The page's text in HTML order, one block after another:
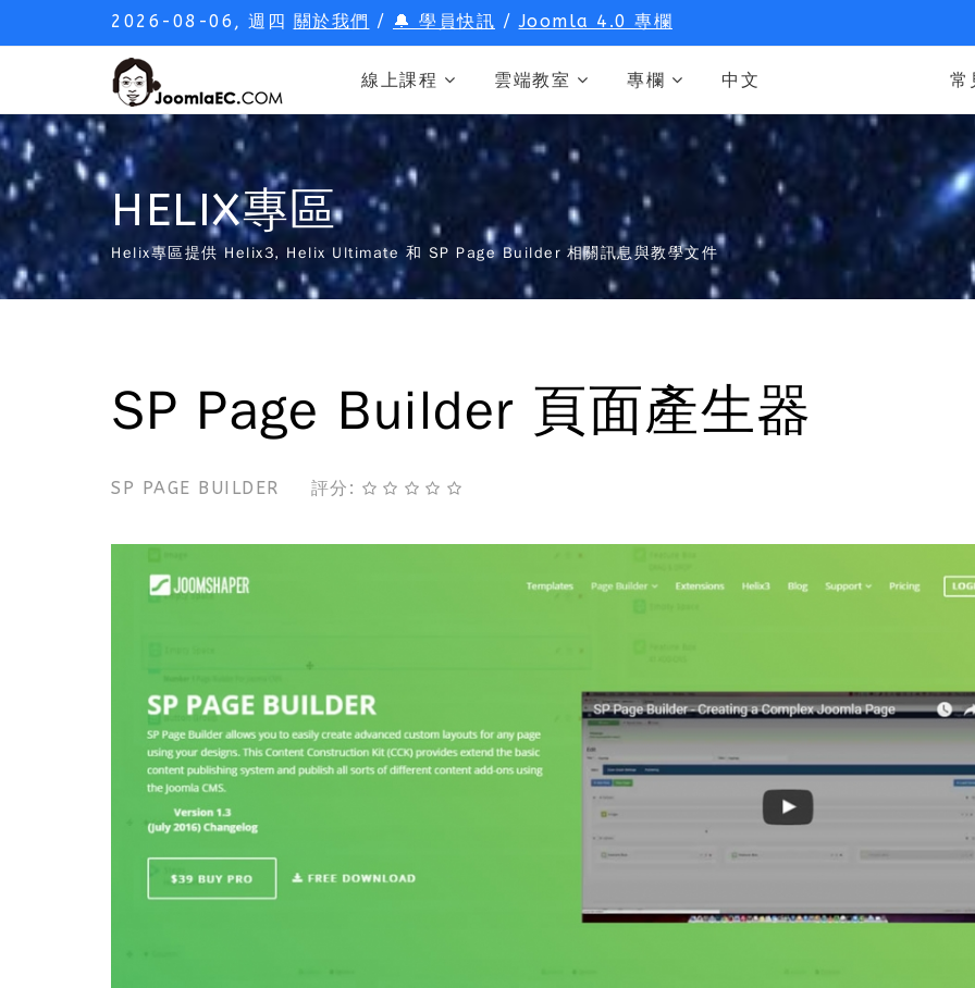
2026-08-06, 週四 關於我們 / 🔔 學員快訊 /Joomla 4.0 專欄
線上課程 雲端教室 專欄 中文 常
HELIX專區
Helix專區提供 Helix3, Helix Ultimate 和 SP Page Builder 相關訊息與教學文件
SP Page Builder 頁面產生器
SP PAGE BUILDER 評分: